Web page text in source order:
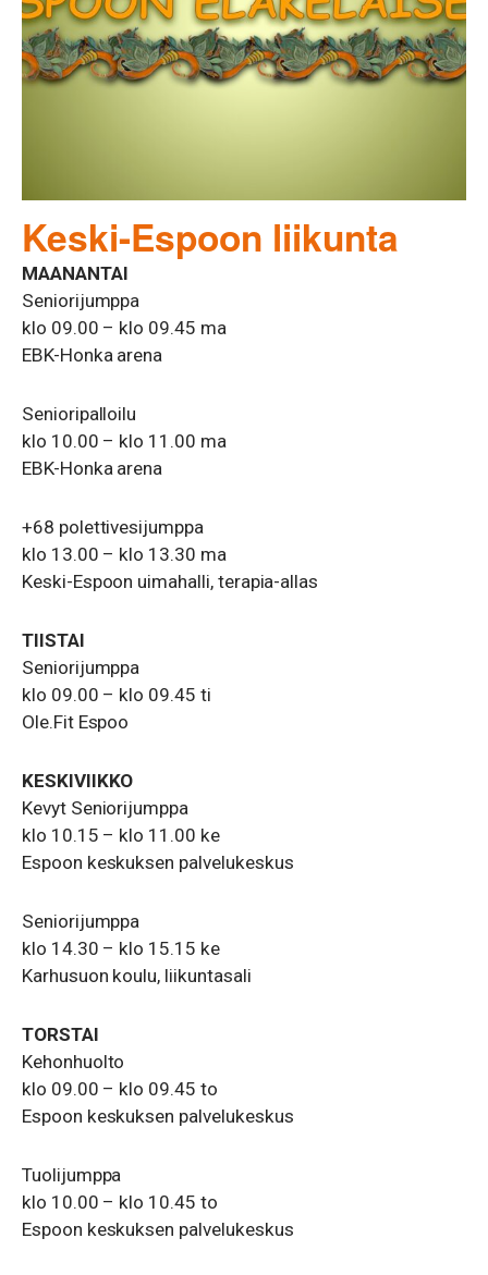
Keski-Espoon liikunta
MAANANTAI
Seniorijumppa
klo 09.00 – klo 09.45 ma
EBK-Honka arena
Senioripalloilu
klo 10.00 – klo 11.00 ma
EBK-Honka arena
+68 polettivesijumppa
klo 13.00 – klo 13.30 ma
Keski-Espoon uimahalli, terapia-allas
TIISTAI
Seniorijumppa
klo 09.00 – klo 09.45 ti
Ole.Fit Espoo
KESKIVIIKKO
Kevyt Seniorijumppa
klo 10.15 – klo 11.00 ke
Espoon keskuksen palvelukeskus
Seniorijumppa
klo 14.30 – klo 15.15 ke
Karhusuon koulu, liikuntasali
TORSTAI
Kehonhuolto
klo 09.00 – klo 09.45 to
Espoon keskuksen palvelukeskus
Tuolijumppa
klo 10.00 – klo 10.45 to
Espoon keskuksen palvelukeskus